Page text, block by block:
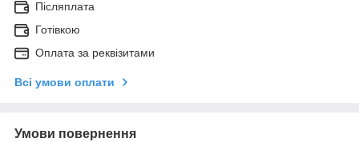
Післяплата
Готівкою
Оплата за реквізитами
Всі умови оплати
Умови повернення